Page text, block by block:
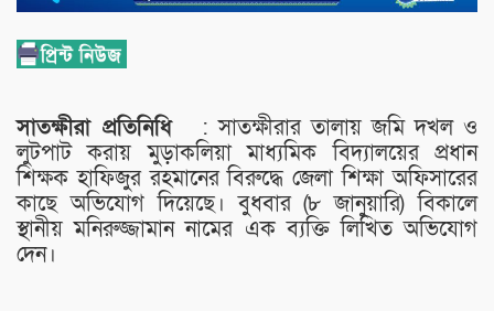
সাতক্ষীরা প্রতিনিধি: সাতক্ষীরার তালায় জমি দখল ও
লুটপাট করায় মুড়াকলিয়া মাধ্যমিক বিদ্যালয়ের প্রধান
শিক্ষক হাফিজুর রহমানের বিরুদ্ধে জেলা শিক্ষা অফিসারের
কাছে অভিযোগ দিয়েছে। বুধবার (৮ জানুয়ারি) বিকালে
স্থানীয় মনিরুজ্জামান নামের এক ব্যক্তি লিখিত অভিযোগ
দেন।